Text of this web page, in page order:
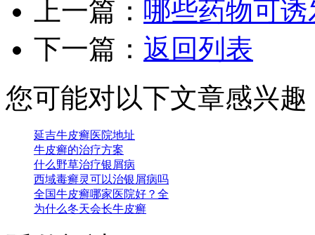
上一篇： 哪些药物可
下一篇： 返回列表
您可能对以下文章感兴趣
延吉牛皮癣医院地址
牛皮癣的治疗方案
什么野草治疗银屑病
西域毒癣灵可以治银屑病吗
全国牛皮癣哪家医院好？全
为什么冬天会长牛皮癣